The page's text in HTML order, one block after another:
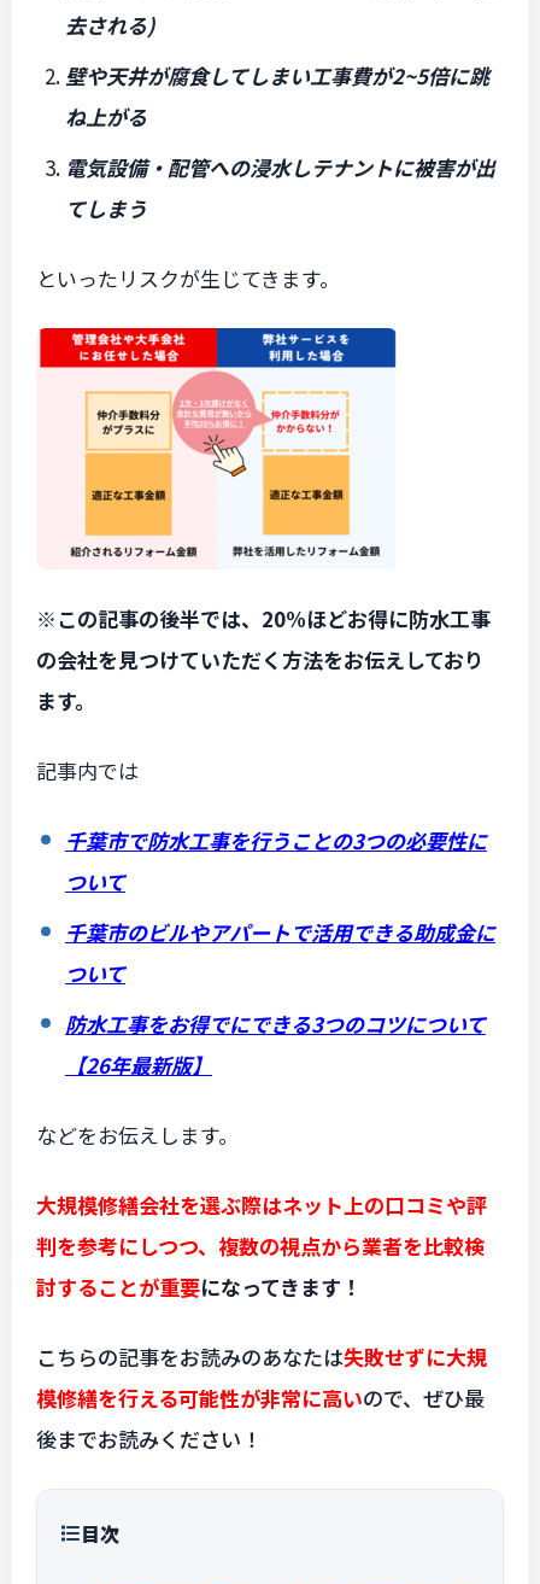
去される)
壁や天井が腐食してしまい工事費が2~5倍に跳
ね上がる
電気設備・配管への浸水しテナントに被害が出
てしまう
といったリスクが生じてきます。
※この記事の後半では、20%ほどお得に防水工事
の会社を見つけていただく方法をお伝えしており
ます。
記事内では
千葉市で防水工事を行うことの3つの必要性に
ついて
千葉市のビルやアパートで活用できる助成金に
ついて
防水工事をお得でにできる3つのコツについて
【26年最新版】
などをお伝えします。
大規模修繕会社を選ぶ際はネット上の口コミや評
判を参考にしつつ、複数の視点から業者を比較検
討することが重要になってきます！
こちらの記事をお読みのあなたは失敗せずに大規
模修繕を行える可能性が非常に高いので、ぜひ最
後までお読みください！
目次